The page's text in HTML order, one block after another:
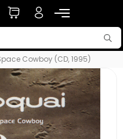
Cowboy (CD, 1995)